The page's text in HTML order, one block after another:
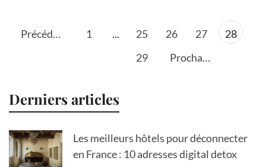
Précédent 1 ... 25 26 27
28
29
Prochain
Derniers articles
Les meilleurs hôtels pour déconnecter
en France : 10 adresses digital detox